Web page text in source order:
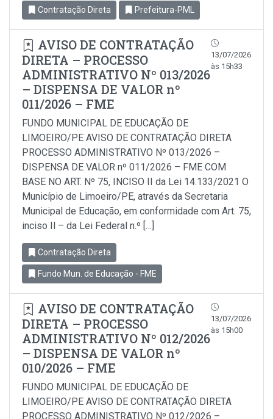
Contratação Direta Prefeitura-PML
AVISO DE CONTRATAÇÃO
DIRETA – PROCESSO
ADMINISTRATIVO Nº 013/2026
– DISPENSA DE VALOR nº
011/2026 – FME
13/07/2026
às 15h33
FUNDO MUNICIPAL DE EDUCAÇÃO DE
LIMOEIRO/PE AVISO DE CONTRATAÇÃO DIRETA
PROCESSO ADMINISTRATIVO Nº 013/2026 –
DISPENSA DE VALOR nº 011/2026 – FME COM
BASE NO ART. Nº 75, INCISO II da Lei 14.133/2021 O
Município de Limoeiro/PE, através da Secretaria
Municipal de Educação, em conformidade com Art. 75,
inciso Il – da Lei Federal n.º […]
Contratação Direta
Fundo Mun. de Educação - FME
AVISO DE CONTRATAÇÃO
DIRETA – PROCESSO
ADMINISTRATIVO Nº 012/2026
– DISPENSA DE VALOR nº
010/2026 – FME
13/07/2026
às 15h00
FUNDO MUNICIPAL DE EDUCAÇÃO DE
LIMOEIRO/PE AVISO DE CONTRATAÇÃO DIRETA
PROCESSO ADMINISTRATIVO Nº 012/2026 –